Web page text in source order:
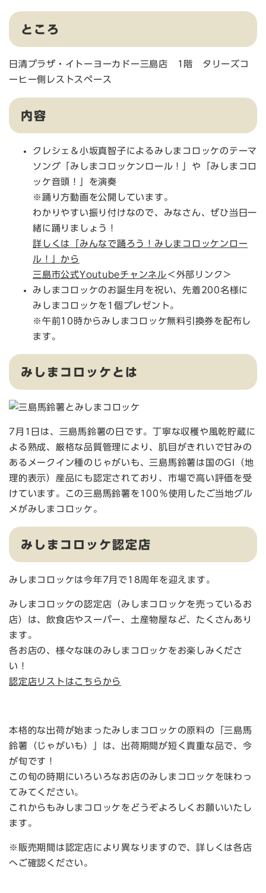
ところ
日清プラザ・イトーヨーカドー三島店 1階 タリーズコ
ーヒー側レストスペース
内容
クレシェ＆小坂真智子によるみしまコロッケのテーマ
ソング「みしまコロッケンロール！」や「みしまコロ
ッケ音頭！」を演奏
※踊り方動画を公開しています。
わかりやすい振り付けなので、みなさん、ぜひ当日一
緒に踊りましょう！
詳しくは「みんなで踊ろう！みしまコロッケンロー
ル！」から
三島市公式Youtubeチャンネル ＜外部リンク＞
みしまコロッケのお誕生月を祝い、先着200名様に
みしまコロッケを1個プレゼント。
※午前10時からみしまコロッケ無料引換券を配布し
ます。
みしまコロッケとは
7月1日は、三島馬鈴薯の日です。丁寧な収穫や風乾貯蔵に
よる熟成、厳格な品質管理により、肌目がきれいで甘みの
あるメークイン種のじゃがいも、三島馬鈴薯は国のGI（地
理的表示）産品にも認定されており、市場で高い評価を受
けています。この三島馬鈴薯を100％使用したご当地グル
メがみしまコロッケ。
みしまコロッケ認定店
みしまコロッケは今年7月で18周年を迎えます。
みしまコロッケの認定店（みしまコロッケを売っているお
店）は、飲食店やスーパー、土産物屋など、たくさんあり
ます。
各お店の、様々な味のみしまコロッケをお楽しみくださ
い！
認定店リストはこちらから
本格的な出荷が始まったみしまコロッケの原料の「三島馬
鈴薯（じゃがいも）」は、出荷期間が短く貴重な品で、今
が旬です！
この旬の時期にいろいろなお店のみしまコロッケを味わっ
てみてください。
これからもみしまコロッケをどうぞよろしくお願いいたし
ます。
※販売期間は認定店により異なりますので、詳しくは各店
へご確認ください。